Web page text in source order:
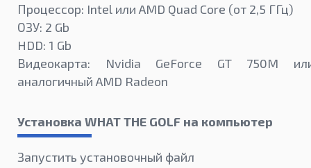
Процессор: Intel или AMD Quad Core (от 2,5 ГГц)
ОЗУ: 2 Gb
HDD: 1 Gb
Видеокарта: Nvidia GeForce GT 750M
аналогичный AMD Radeon
Установка WHAT THE GOLF на компьютер
Запустить установочный файл